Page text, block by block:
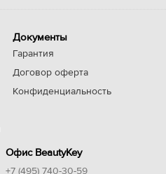
Документы
Гарантия
Договор оферта
Конфиденциальность
Офис BeautyKey
+7 (495) 740-30-59